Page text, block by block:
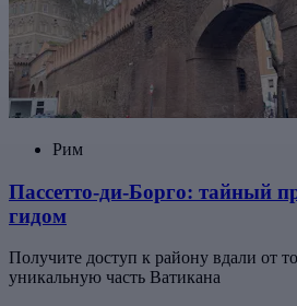
Рим
Пассетто-ди-Борго: тайный
гидом
Получите доступ к району вдали от
уникальную часть Ватикана